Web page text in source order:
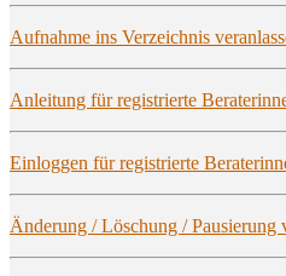
Auf­nah­me ins Ver­zeich­nis
Anlei­tung für regis­trier­te
Ein­log­gen für regis­trier­te
Ände­rung / Löschung / Pau­sie­rung